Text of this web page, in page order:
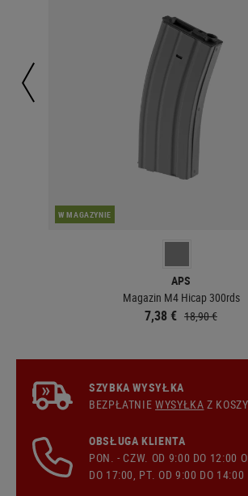
W MAGAZYNIE
APS
Magazin M4 Hicap 300rds
7,38 € 18,90 €
SZYBKA WYSYŁKA
BEZPŁATNIEWYSYŁKA Z
OBSŁUGA KLIENTA
PON. - CZW. OD 9:00 DO 12:00
DO 17:00, PT. OD 9:00 DO 14:00